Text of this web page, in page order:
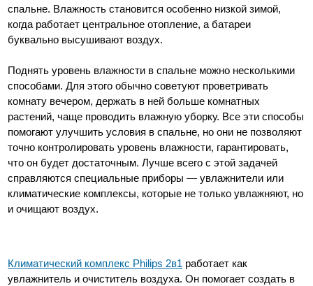
спальне. Влажность становится особенно низкой зимой,
когда работает центральное отопление, а батареи
буквально высушивают воздух.
Поднять уровень влажности в спальне можно несколькими
способами. Для этого обычно советуют проветривать
комнату вечером, держать в ней больше комнатных
растений, чаще проводить влажную уборку. Все эти способы
помогают улучшить условия в спальне, но они не позволяют
точно контролировать уровень влажности, гарантировать,
что он будет достаточным. Лучше всего с этой задачей
справляются специальные приборы — увлажнители или
климатические комплексы, которые не только увлажняют, но
и очищают воздух.
Климатический комплекс Philips 2в1 работает как
увлажнитель и очиститель воздуха. Он помогает создать в